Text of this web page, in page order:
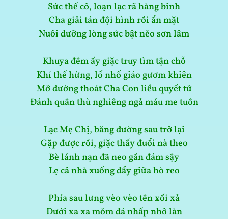
Sức thế cô, loạn lạc rã hàng binh
Cha giải tán đội hình rồi ẩn mặt
Nuôi dưỡng lòng sức bật nẻo sơn lâm
Khuya đêm ấy giặc truy tìm tận chỗ
Khí thế hừng, lố nhố giáo gươm khiên
Mở đường thoát Cha Con liều quyết tử
Đánh quân thù nghiêng ngả máu me tuôn
Lạc Mẹ Chị, băng đường sau trở lại
Gặp được rồi, giặc thấy đuổi nà theo
Bè lánh nạn đã neo gần đám sậy
Lẹ cả nhà xuống đẩy giữa hò reo
Phía sau lưng vèo vèo tên xối xả
Dưới xa xa mỏm đá nhấp nhô làn